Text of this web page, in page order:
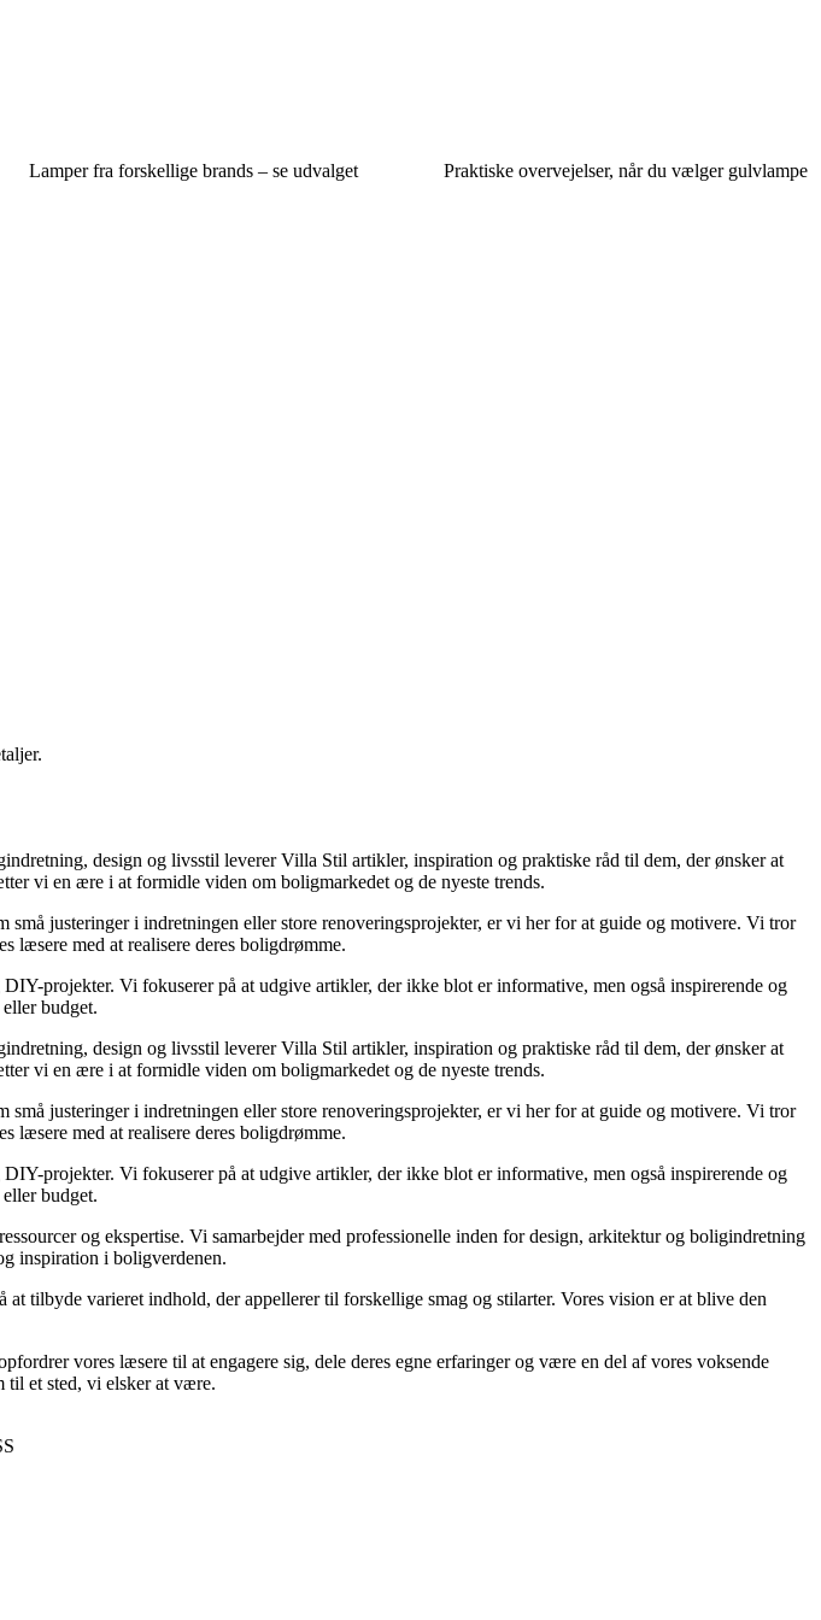
Lamper fra forskellige brands – se udvalget Praktiske overvejelser, når du vælger gulvlampe
design og livsstil leverer Villa Stil artikler, inspiration og praktiske råd til dem, der ønsker at
vi en ære i at formidle viden om boligmarkedet og de nyeste trends.
justeringer i indretningen eller store renoveringsprojekter, er vi her for at guide og motivere. Vi tror
læsere med at realisere deres boligdrømme.
projekter. Vi fokuserer på at udgive artikler, der ikke blot er informative, men også inspirerende og
budget.
design og livsstil leverer Villa Stil artikler, inspiration og praktiske råd til dem, der ønsker at
vi en ære i at formidle viden om boligmarkedet og de nyeste trends.
justeringer i indretningen eller store renoveringsprojekter, er vi her for at guide og motivere. Vi tror
læsere med at realisere deres boligdrømme.
projekter. Vi fokuserer på at udgive artikler, der ikke blot er informative, men også inspirerende og
budget.
og ekspertise. Vi samarbejder med professionelle inden for design, arkitektur og boligindretning
inspiration i boligverdenen.
tilbyde varieret indhold, der appellerer til forskellige smag og stilarter. Vores vision er at blive den
vores læsere til at engagere sig, dele deres egne erfaringer og være en del af vores voksende
til et sted, vi elsker at være.